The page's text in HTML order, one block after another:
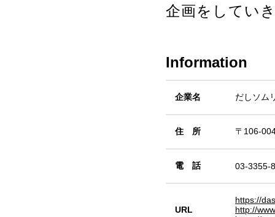
企画をしてい
Information
企業名 だしソム
住 所 〒106-
電 話 03-3355-
URL
https://
http://